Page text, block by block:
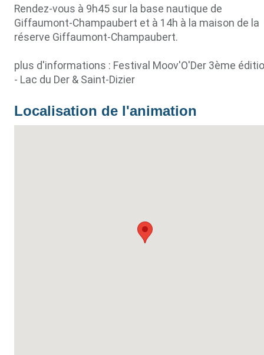
Rendez-vous à 9h45 sur la base nautique de
Giffaumont-Champaubert et à 14h à la maison de la
réserve Giffaumont-Champaubert.
plus d'informations : Festival Moov'O'Der 3ème
- Lac du Der & Saint-Dizier
Localisation de l'animation